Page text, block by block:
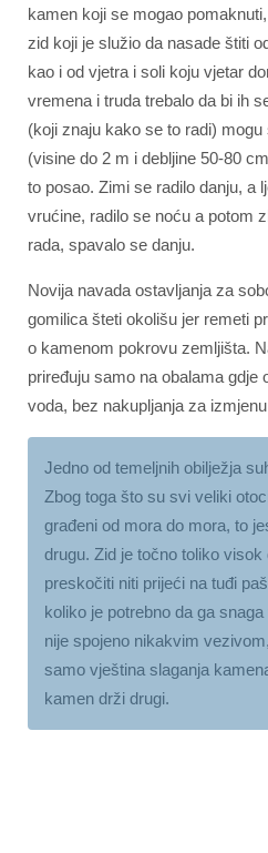
kamen koji se mogao
zid koji je služio da nasade štiti
kao i od vjetra i soli koju vjetar
vremena i truda trebalo da bi ih
(koji znaju kako se to radi)
(visine do 2 m i debljine 50-80
to posao. Zimi se radilo danju, a
vrućine, radilo se noću a potom
rada, spavalo se danju.
Novija navada ostavljanja za
gomilica šteti okolišu jer remeti
o kamenom pokrovu zemljišta.
priređuju samo na obalama gdje
voda, bez nakupljanja za
Jedno od temeljnih obilježja
Zbog toga što su svi veliki
građeni od mora do mora, to
drugu. Zid je točno toliko
preskočiti niti prijeći na tuđi
koliko je potrebno da ga
nije spojeno nikakvim
samo vještina slaganja
kamen drži drugi.